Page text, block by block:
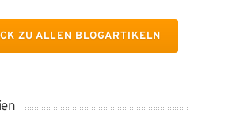
ZU ALLEN BLOGARTIKELN